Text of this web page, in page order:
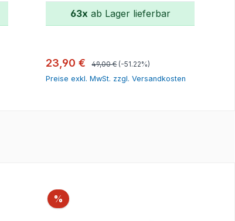
63x ab Lager lieferbar
Verkaufspreis:
23,90 € Regulärer Preis:
49,00 € (-51.22%)
Preise exkl. MwSt. zzgl. Versandkosten
% Rabatt